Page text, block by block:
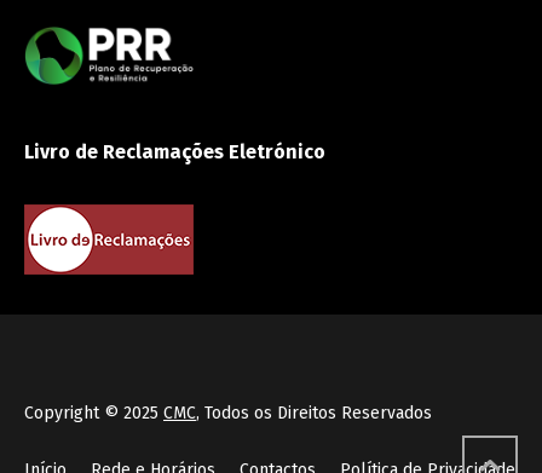
Livro de Reclamações Eletrónico
Copyright © 2025 CMC, Todos os Direitos Reservados